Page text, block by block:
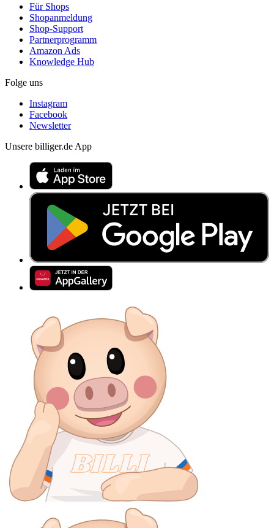
Für Shops
Shopanmeldung
Shop-Support
Partnerprogramm
Amazon Ads
Knowledge Hub
Folge uns
Instagram
Facebook
Newsletter
Unsere billiger.de App